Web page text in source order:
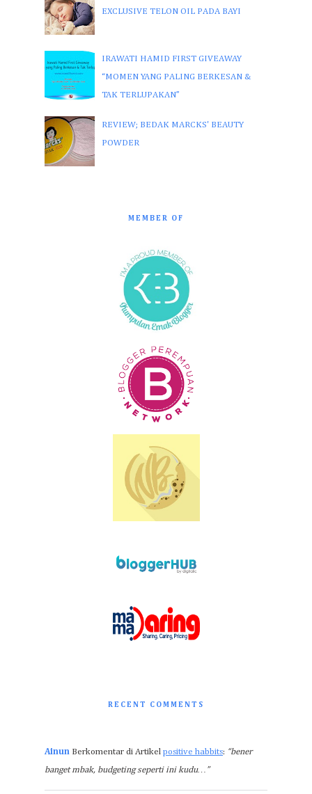
EXCLUSIVE TELON OIL PADA BAYI
IRAWATI HAMID FIRST GIVEAWAY
“MOMEN YANG PALING BERKESAN &
TAK TERLUPAKAN”
REVIEW; BEDAK MARCKS' BEAUTY
POWDER
MEMBER OF
RECENT COMMENTS
Ainun Berkomentar di Artikel positive habbits: “bener
banget mbak, budgeting seperti ini kudu…”